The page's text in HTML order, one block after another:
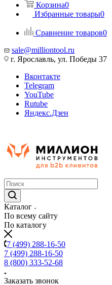
Корзина0
Избранные товары0
Сравнение товаров0
sale@milliontool.ru
г. Ярославль, ул. Победы 37
Вконтакте
Telegram
YouTube
Rutube
Яндекс.Дзен
Каталог
По всему сайту
По каталогу
7 (499) 288-16-50
7 (499) 288-16-50
8 (800) 333-52-68
Заказать звонок